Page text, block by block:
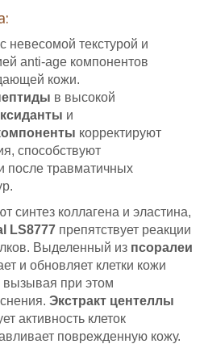
невесомой текстурой и
anti-age компонентов
кожи.
в высокой
и
корректируют
способствуют
после травматичных
синтез коллагена и эластина,
LS8777 препятствует реакции
Выделенный из псоралеи
и обновляет клетки кожи
вызывая при этом
Экстракт центеллы
активность клеток
поврежденную кожу.